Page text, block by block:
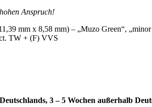
Anspruch!
mm x 8,58 mm) – „Muzo Green“,
TW + (F) VVS
3 – 5 Wochen außerhalb